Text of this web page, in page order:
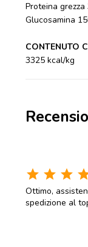
Proteina
Glucosamina
CONTENUTO
3325 kcal/kg
star star star
Ottimo,
spedizione al